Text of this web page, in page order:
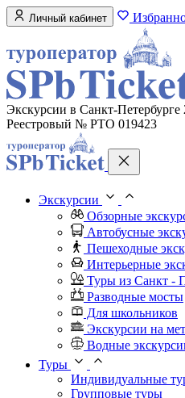
Личный кабинет
Экскурсии в Санкт-Петербурге
Реестровый № РТО 019423
Экскурсии
Обзорные
Автобусные
Пешеходные
Интерьерные
Туры из Санкт -
Разводные мосты
Для школьников
Экскурсии на
Водные
Туры
Индивидуальные
Групповые туры